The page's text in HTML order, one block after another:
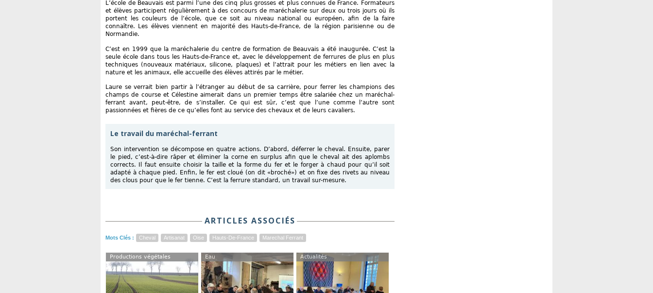
L’école de Beauvais est parmi l’une des cinq plus grosses et plus connues de France. Formateurs
et élèves participent régulièrement à des concours de maréchalerie sur deux ou trois jours où ils
portent les couleurs de l’école, que ce soit au niveau national ou européen, afin de la faire
connaître. Les élèves viennent en majorité des Hauts-de-France, de la région parisienne ou de
Normandie.
C’est en 1999 que la maréchalerie du centre de formation de Beauvais a été inaugurée. C’est la
seule école dans tous les Hauts-de-France et, avec le développement de ferrures de plus en plus
techniques (nouveaux matériaux, silicone, plaques) et l’attrait pour les métiers en lien avec la
nature et les animaux, elle accueille des élèves attirés par le métier.
Laure se verrait bien partir à l’étranger au début de sa carrière, pour ferrer les champions des
champs de course et Célestine aimerait dans un premier temps être salariée chez un maréchal-
ferrant avant, peut-être, de s’installer. Ce qui est sûr, c’est que l’une comme l’autre sont
passionnées et fières de ce qu’elles font au service des chevaux et de leurs cavaliers.
Le travail du maréchal-ferrant
Son intervention se décompose en quatre actions. D’abord, déferrer le cheval. Ensuite, parer
le pied, c’est-à-dire râper et éliminer la corne en surplus afin que le cheval ait des aplombs
corrects. Il faut ensuite choisir la taille et la forme du fer et le forger à chaud pour qu’il soit
adapté à chaque pied. Enfin, le fer est cloué (on dit «broché») et on fixe des rivets au niveau
des clous pour que le fer tienne. C’est la ferrure standard, un travail sur-mesure.
ARTICLES ASSOCIÉS
Mots Clés : Cheval Artisanat Oise Hauts-De-France Marechal Ferrant
Productions végétales Eau Actualités